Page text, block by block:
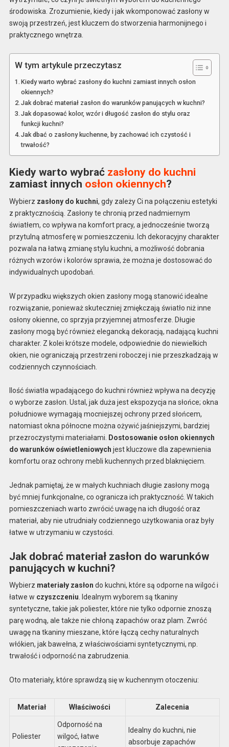
środowiska. Zrozumienie, kiedy i jak wkomponować zasłony w
swoją przestrzeń, jest kluczem do stworzenia harmonijnego i
praktycznego wnętrza.
W tym artykule przeczytasz
Kiedy warto wybrać zasłony do kuchni zamiast innych osłon
okiennych?
Jak dobrać materiał zasłon do warunków panujących w kuchni?
Jak dopasować kolor, wzór i długość zasłon do stylu oraz
funkcji kuchni?
Jak dbać o zasłony kuchenne, by zachować ich czystość i
trwałość?
Kiedy warto wybrać zasłony do kuchni
zamiast innych osłon okiennych?
Wybierz zasłony do kuchni, gdy zależy Ci na połączeniu estetyki
z praktycznością. Zasłony te chronią przed nadmiernym
światłem, co wpływa na komfort pracy, a jednocześnie tworzą
przytulną atmosferę w pomieszczeniu. Ich dekoracyjny charakter
pozwala na łatwą zmianę stylu kuchni, a możliwość dobrania
różnych wzorów i kolorów sprawia, że można je dostosować do
indywidualnych upodobań.
W przypadku większych okien zasłony mogą stanowić idealne
rozwiązanie, ponieważ skuteczniej zmiękczają światło niż inne
osłony okienne, co sprzyja przyjemnej atmosferze. Długie
zasłony mogą być również elegancką dekoracją, nadającą kuchni
charakter. Z kolei krótsze modele, odpowiednie do niewielkich
okien, nie ograniczają przestrzeni roboczej i nie przeszkadzają w
codziennych czynnościach.
Ilość światła wpadającego do kuchni również wpływa na decyzję
o wyborze zasłon. Ustal, jak duża jest ekspozycja na słońce; okna
południowe wymagają mocniejszej ochrony przed słońcem,
natomiast okna północne można ożywić jaśniejszymi, bardziej
przezroczystymi materiałami. Dostosowanie osłon okiennych
do warunków oświetleniowych jest kluczowe dla zapewnienia
komfortu oraz ochrony mebli kuchennych przed blaknięciem.
Jednak pamiętaj, że w małych kuchniach długie zasłony mogą
być mniej funkcjonalne, co ogranicza ich praktyczność. W takich
pomieszczeniach warto zwrócić uwagę na ich długość oraz
materiał, aby nie utrudniały codziennego użytkowania oraz były
łatwe w utrzymaniu w czystości.
Jak dobrać materiał zasłon do warunków
panujących w kuchni?
Wybierz materiały zasłon do kuchni, które są odporne na wilgoć i
łatwe w czyszczeniu. Idealnym wyborem są tkaniny
syntetyczne, takie jak poliester, które nie tylko odpornie znoszą
parę wodną, ale także nie chłoną zapachów oraz plam. Zwróć
uwagę na tkaniny mieszane, które łączą cechy naturalnych
włókien, jak bawełna, z właściwościami syntetycznymi, np.
trwałość i odporność na zabrudzenia.
Oto materiały, które sprawdzą się w kuchennym otoczeniu:
Materiał Właściwości Zalecenia
Poliester
Odporność na
wilgoć, łatwe
Idealny do kuchni, nie
absorbuje zapachów